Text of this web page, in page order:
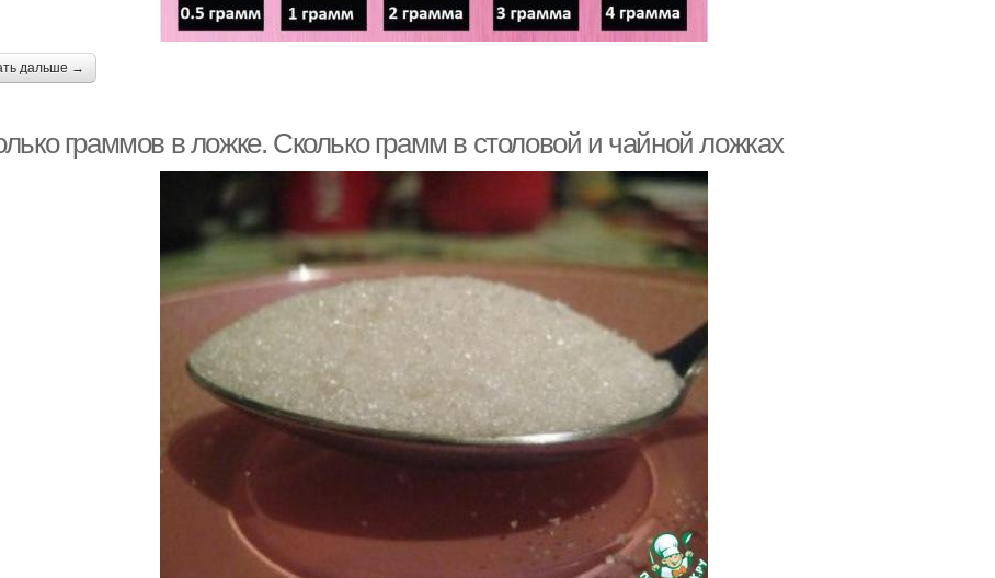
дальше →
граммов в ложке. Сколько грамм в столовой и чайной ложках